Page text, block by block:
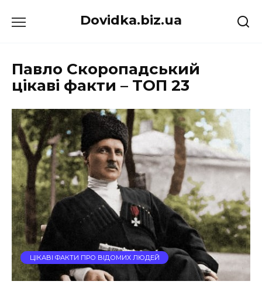
до
Dovidka.biz.ua
Павло Скоропадський
цікаві факти – ТОП 23
ЦІКАВІ ФАКТИ ПРО ВІДОМИХ ЛЮДЕЙ